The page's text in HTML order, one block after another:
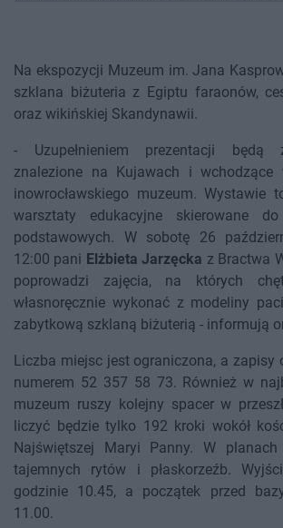
Na ekspozycji Muzeum im. Jana
szklana biżuteria z Egiptu faraonów,
oraz wikińskiej Skandynawii.
- Uzupełnieniem prezentacji będą
znalezione na Kujawach i wchodzące
inowrocławskiego muzeum. Wystawie
warsztaty edukacyjne skierowane
podstawowych. W sobotę 26
12:00 pani Elżbieta Jarzęcka z Bractwa
poprowadzi zajęcia, na których
własnoręcznie wykonać z modeliny
zabytkową szklaną biżuterią - informują
Liczba miejsc jest ograniczona, a zapisy
numerem 52 357 58 73. Również w
muzeum ruszy kolejny spacer w
liczyć będzie tylko 192 kroki wokół
Najświętszej Maryi Panny. W
tajemnych rytów i płaskorzeźb.
godzinie 10.45, a początek przed
11.00.